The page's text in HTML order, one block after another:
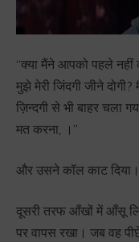
“क्या मैंने आपको पहले
मुझे मेरी जिंदगी जीने
ज़िन्दगी से भी बाहर चला
मत करना, ।”
और उसने कॉल काट दिया।
दूसरी तरफ आँखों में आँसू
पर वापस रखा। जब वह